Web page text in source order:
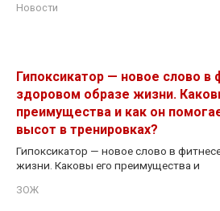
Новости
Гипоксикатор — новое слово в
здоровом образе жизни.
преимущества и как он
высот в тренировках?
Гипоксикатор — новое слово в
жизни. Каковы его преимущества и
ЗОЖ